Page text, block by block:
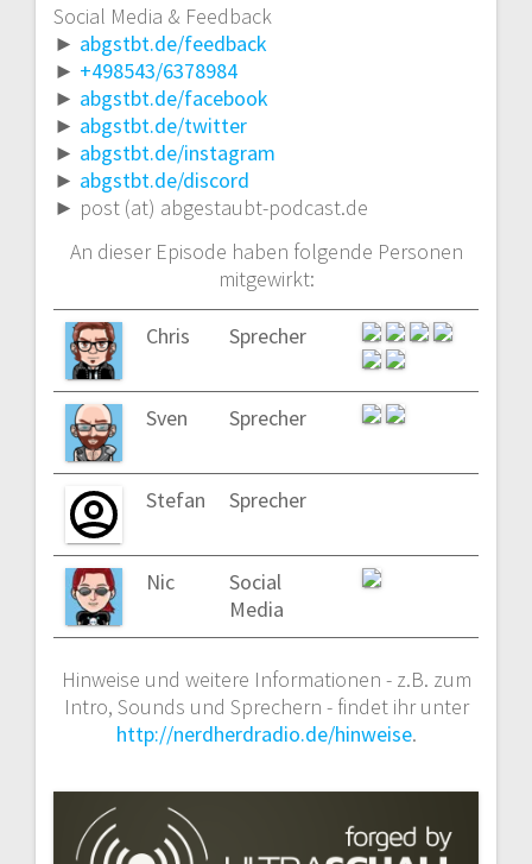
Social Media & Feedback
► abgstbt.de/feedback
► +498543/6378984
► abgstbt.de/facebook
► abgstbt.de/twitter
► abgstbt.de/instagram
► abgstbt.de/discord
► post (at) abgestaubt-podcast.de
An dieser Episode haben folgende Personen
mitgewirkt:
Chris Sprecher
Sven Sprecher
Stefan Sprecher
Nic
Social
Media
Hinweise und weitere Informationen - z.B. zum
Intro, Sounds und Sprechern - findet ihr unter
http://nerdherdradio.de/hinweise.